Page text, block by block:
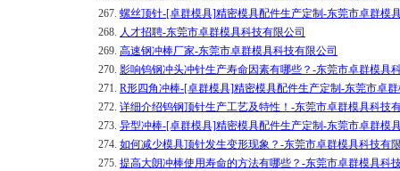
267. 螺丝顶针-[卓群模具]精密模具配件生产定制-东莞市卓群模
268. 人才招聘-东莞市卓群模具科技有限公司
269. 高速钢冲棒厂家-东莞市卓群模具科技有限公司
270. 影响钨钢冲头冲针生产寿命因素有哪些？-东莞市卓群模具
271. R形四角冲棒-[卓群模具]精密模具配件生产定制-东莞市卓
272. 详细介绍钨钢顶针生产工艺及特性！-东莞市卓群模具科技
273. 异型冲棒-[卓群模具]精密模具配件生产定制-东莞市卓群模
274. 如何减少模具顶针发生变形现象？-东莞市卓群模具科技有
275. 提高大朗冲棒使用寿命的方法有哪些？-东莞市卓群模具科